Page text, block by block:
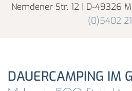
Nemdener Str. 12 | D-49326
(0)5402
DAUERCAMPING IM